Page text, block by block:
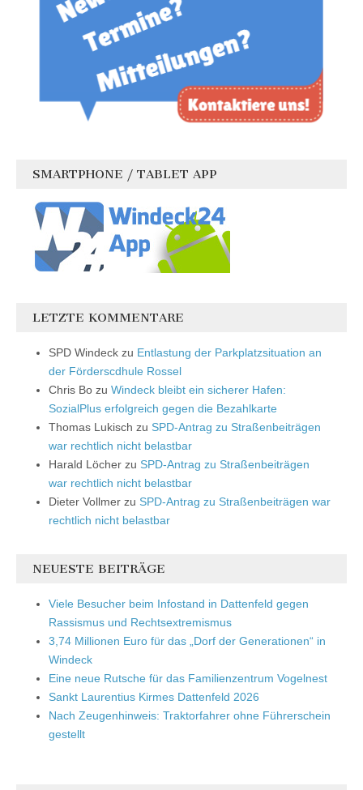
SMARTPHONE / TABLET APP
LETZTE KOMMENTARE
SPD Windeck zu Entlastung der Parkplatzsituation an
der Förderscdhule Rossel
Chris Bo zu Windeck bleibt ein sicherer Hafen:
SozialPlus erfolgreich gegen die Bezahlkarte
Thomas Lukisch zu SPD-Antrag zu Straßenbeiträgen
war rechtlich nicht belastbar
Harald Löcher zu SPD-Antrag zu Straßenbeiträgen
war rechtlich nicht belastbar
Dieter Vollmer zu SPD-Antrag zu Straßenbeiträgen war
rechtlich nicht belastbar
NEUESTE BEITRÄGE
Viele Besucher beim Infostand in Dattenfeld gegen
Rassismus und Rechtsextremismus
3,74 Millionen Euro für das „Dorf der Generationen“ in
Windeck
Eine neue Rutsche für das Familienzentrum Vogelnest
Sankt Laurentius Kirmes Dattenfeld 2026
Nach Zeugenhinweis: Traktorfahrer ohne Führerschein
gestellt